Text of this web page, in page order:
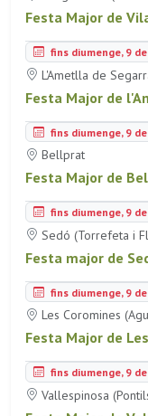
Festa Major de
fins diumenge, 9
L'Ametlla de
Festa Major de
fins diumenge, 9
Bellprat
Festa Major de
fins diumenge, 9
Sedó (Torrefeta i
Festa major de
fins diumenge, 9
Les Coromines
Festa Major de
fins diumenge, 9
Vallespinosa